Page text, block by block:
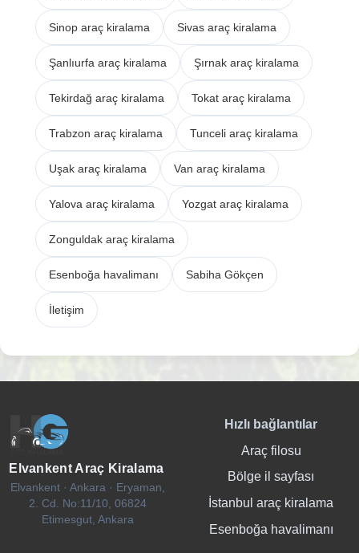
Sinop araç kiralama Sivas araç kiralama
Şanlıurfa araç kiralama Şırnak araç kiralama
Tekirdağ araç kiralama Tokat araç kiralama
Trabzon araç kiralama Tunceli araç kiralama
Uşak araç kiralama Van araç kiralama
Yalova araç kiralama Yozgat araç kiralama
Zonguldak araç kiralama
Esenboğa havalimanı Sabiha Gökçen
İletişim
Elvankent Araç Kiralama
Elvankent · Ankara · Eryaman,
2. Cd. No:11/10, 06824
Etimesgut, Ankara
Hızlı bağlantılar
Araç filosu
Bölge il sayfası
İstanbul araç kiralama
Esenboğa havalimanı